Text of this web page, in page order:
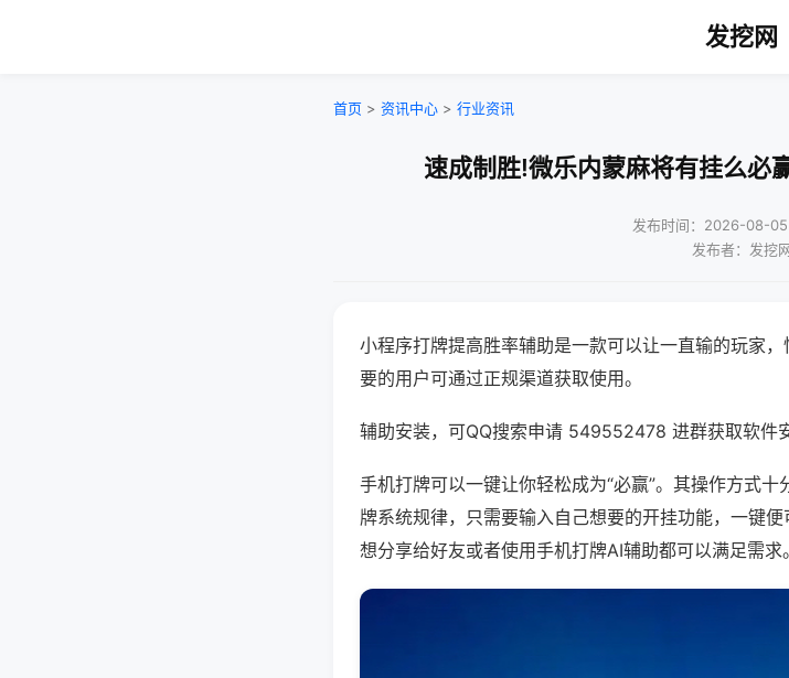
发挖网
首页 > 资讯中心 > 行业资讯
速成制胜!微乐内蒙麻将有挂么必
发布时间：2026-08-05
发布者：发挖
小程序打牌提高胜率辅助是一款可以让一直输的玩家
要的用户可通过正规渠道获取使用。
辅助安装，可QQ搜索申请 549552478 进群获取软件
手机打牌可以一键让你轻松成为“必赢”。其操作方式
牌系统规律，只需要输入自己想要的开挂功能，一键
想分享给好友或者使用手机打牌AI辅助都可以满足需求。